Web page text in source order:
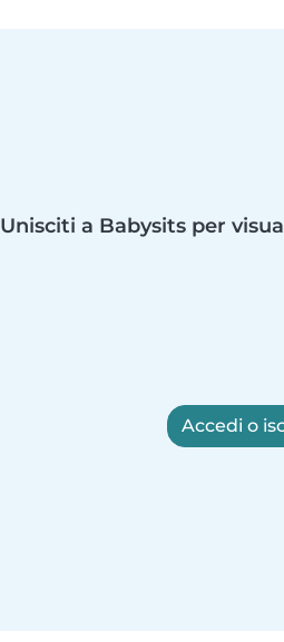
Unisciti a Babysits per
Accedi o